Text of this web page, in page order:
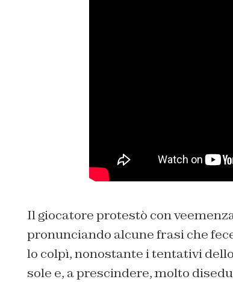
Il giocatore protestò con
pronunciando alcune frasi che
lo colpì, nonostante i tentativi
sole e, a prescindere, molto